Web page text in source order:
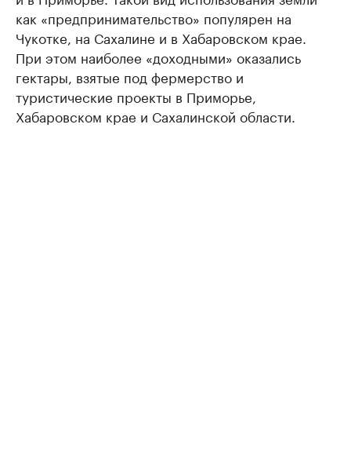
как «предпринимательство» популярен на
Чукотке, на Сахалине и в Хабаровском крае.
При этом наиболее «доходными» оказались
гектары, взятые под фермерство и
туристические проекты в Приморье,
Хабаровском крае и Сахалинской области.